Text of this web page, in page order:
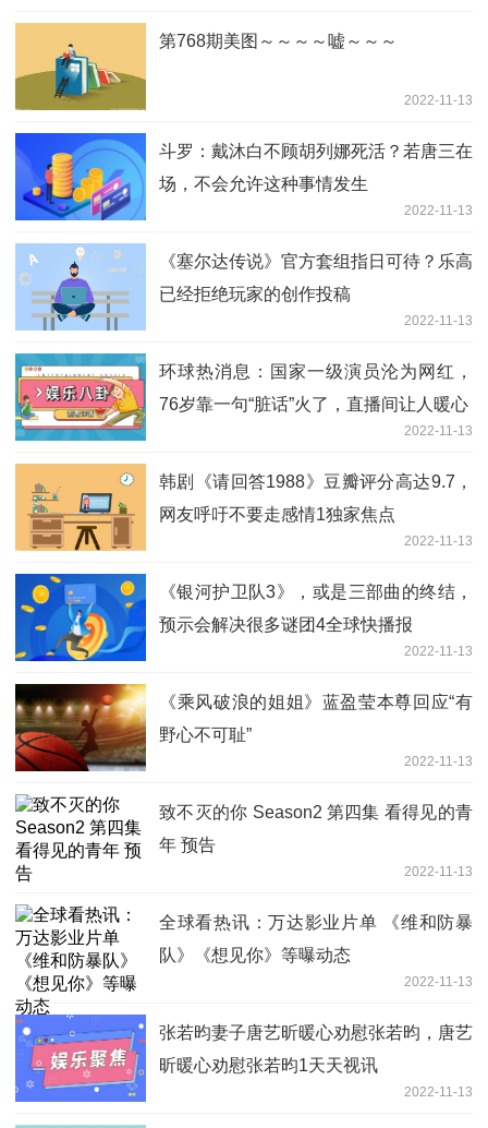
第768期美图～～～～嘘～～～
2022-11-13
斗罗：戴沐白不顾胡列娜死活？若唐三在
场，不会允许这种事情发生
2022-11-13
《塞尔达传说》官方套组指日可待？乐高
已经拒绝玩家的创作投稿
2022-11-13
环球热消息：国家一级演员沦为网红，
76岁靠一句“脏话”火了，直播间让人暖心
2022-11-13
韩剧《请回答1988》豆瓣评分高达9.7，
网友呼吁不要走感情1独家焦点
2022-11-13
《银河护卫队3》，或是三部曲的终结，
预示会解决很多谜团4全球快播报
2022-11-13
《乘风破浪的姐姐》蓝盈莹本尊回应“有
野心不可耻”
2022-11-13
致不灭的你 Season2 第四集 看得见的青
年 预告
2022-11-13
全球看热讯：万达影业片单 《维和防暴
队》《想见你》等曝动态
2022-11-13
张若昀妻子唐艺昕暖心劝慰张若昀，唐艺
昕暖心劝慰张若昀1天天视讯
2022-11-13